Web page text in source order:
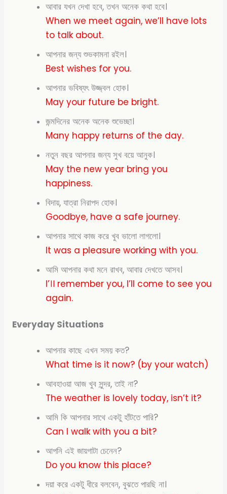
আবার যখন দেখা হবে, তখন অনেক কথা হবে।
When we meet again, we’ll have lots
to talk about.
আপনার জন্য শুভকামনা রইল।
Best wishes for you.
আপনার ভবিষ্যৎ উজ্জ্বল হোক।
May your future be bright.
জন্মদিনের অনেক অনেক শুভেচ্ছা।
Many happy returns of the day.
নতুন বছর আপনার জন্য সুখ বয়ে আনুক।
May the new year bring you
happiness.
বিদায়, যাত্রা নিরাপদ হোক।
Goodbye, have a safe journey.
আপনার সাথে কাজ করে খুব ভালো লাগলো।
It was a pleasure working with you.
আমি আপনার কথা মনে রাখব, আবার দেখতে আসব।
I’।। remember you, I’ll come to see you
again.
Everyday Situations
আপনার কাছে এখন সময় কত?
What time is it now? (by your watch)
আবহাওয়া আজ খুব সুন্দর, তাই না?
The weather is lovely today, isn’t it?
আমি কি আপনার সাথে একটু হাঁটতে পারি?
Can I walk with you a bit?
আপনি এই জায়গাটা চেনেন?
Do you know this place?
দয়া করে একটু ধীরে বলবেন, বুঝতে পারছি না।